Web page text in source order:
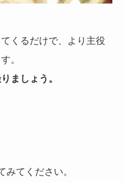
くるだけで、より主役
。
ましょう。
みてください。